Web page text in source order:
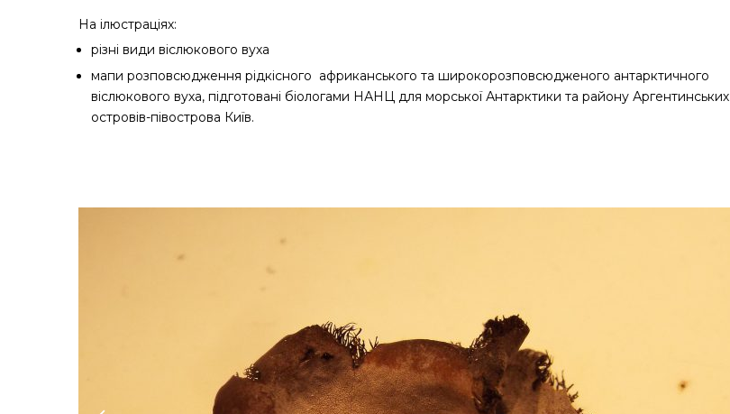
На ілюстраціях:
різні види віслюкового вуха
мапи розповсюдження рідкісного африканського та широкорозповсюдженого антарктичного
віслюкового вуха, підготовані біологами НАНЦ для морської Антарктики та району Аргентинських
островів-півострова Київ.